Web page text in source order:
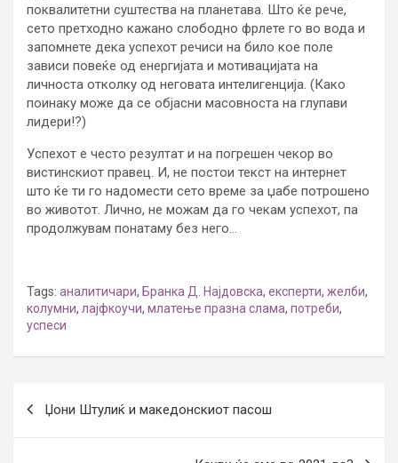
поквалитетни суштества на планетава. Што ќе рече,
сето претходно кажано слободно фрлете го во вода и
запомнете дека успехот речиси на било кое поле
зависи повеќе од енергијата и мотивацијата на
личноста отколку од неговата интелигенција. (Како
поинаку може да се објасни масовноста на глупави
лидери!?)
Успехот е често резултат и на погрешен чекор во
вистинскиот правец. И, не постои текст на интернет
што ќе ти го надомести сето време за џабе потрошено
во животот. Лично, не можам да го чекам успехот, па
продолжувам понатаму без него…
Tags: аналитичари, Бранка Д. Најдовска, експерти, желби,
колумни, лајфкоучи, млатење празна слама, потреби,
успеси
navigation
Џони Штулиќ и македонскиот пасош